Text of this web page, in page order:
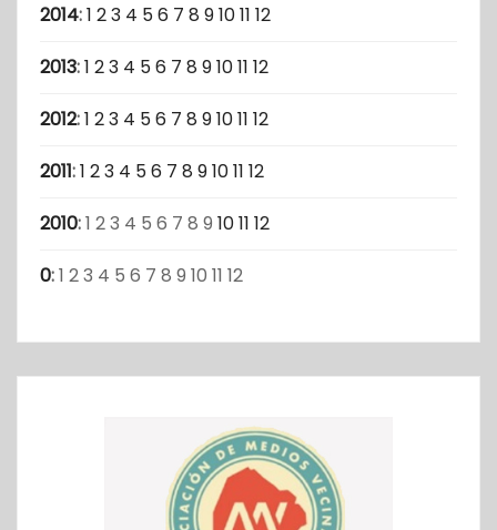
2014:1 23 4 56 7 8 91011 12
2013:1 23 4 56 7 8 91011 12
2012:1 23 4 56 7 8 91011 12
2011:1 23 4 56 7 8 91011 12
2010:1 23 4 5 6 7 8 9 1011 12
0:1 23 4 5 6 7 8 9 10 11 12